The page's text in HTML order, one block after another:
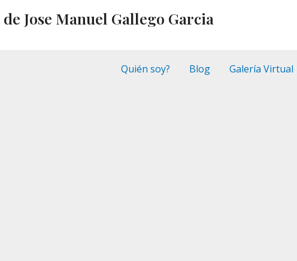
Jose Manuel Gallego Garcia
Quién soy? Blog Galería Virtual